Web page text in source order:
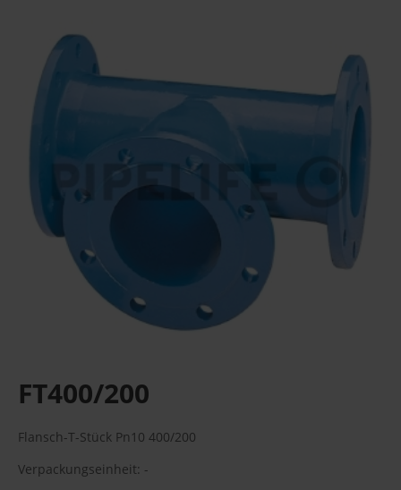
FT400/200
Flansch-T-Stück Pn10 400/200
Verpackungseinheit: -